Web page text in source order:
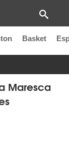
Basket
Liga Perancis
Maresca